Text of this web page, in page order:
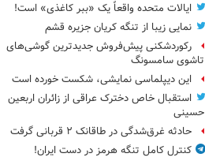
ایالات متحده واقعاً یک «ببر کاغذی» است!
نمایی زیبا از تنگه کریان جزیره قشم
رکوردشکنی پیش‌فروش جدیدترین گوشی‌های
تاشوی سامسونگ
این دیپلماسی نمایشی، شکست خورده است
استقبال خاص دخترک عراقی از زائران اربعین
حسینی
حادثه غرق‌شدگی در طاقانک ۲ قربانی گرفت
کنترل کامل تنگه هرمز در دست ایران!